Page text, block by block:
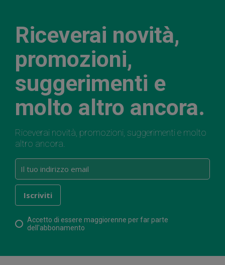
Riceverai novità,
promozioni,
suggerimenti e
molto altro ancora.
Riceverai novità, promozioni, suggerimenti e molto
altro ancora.
Accetto di essere maggiorenne per far parte
dell'abbonamento